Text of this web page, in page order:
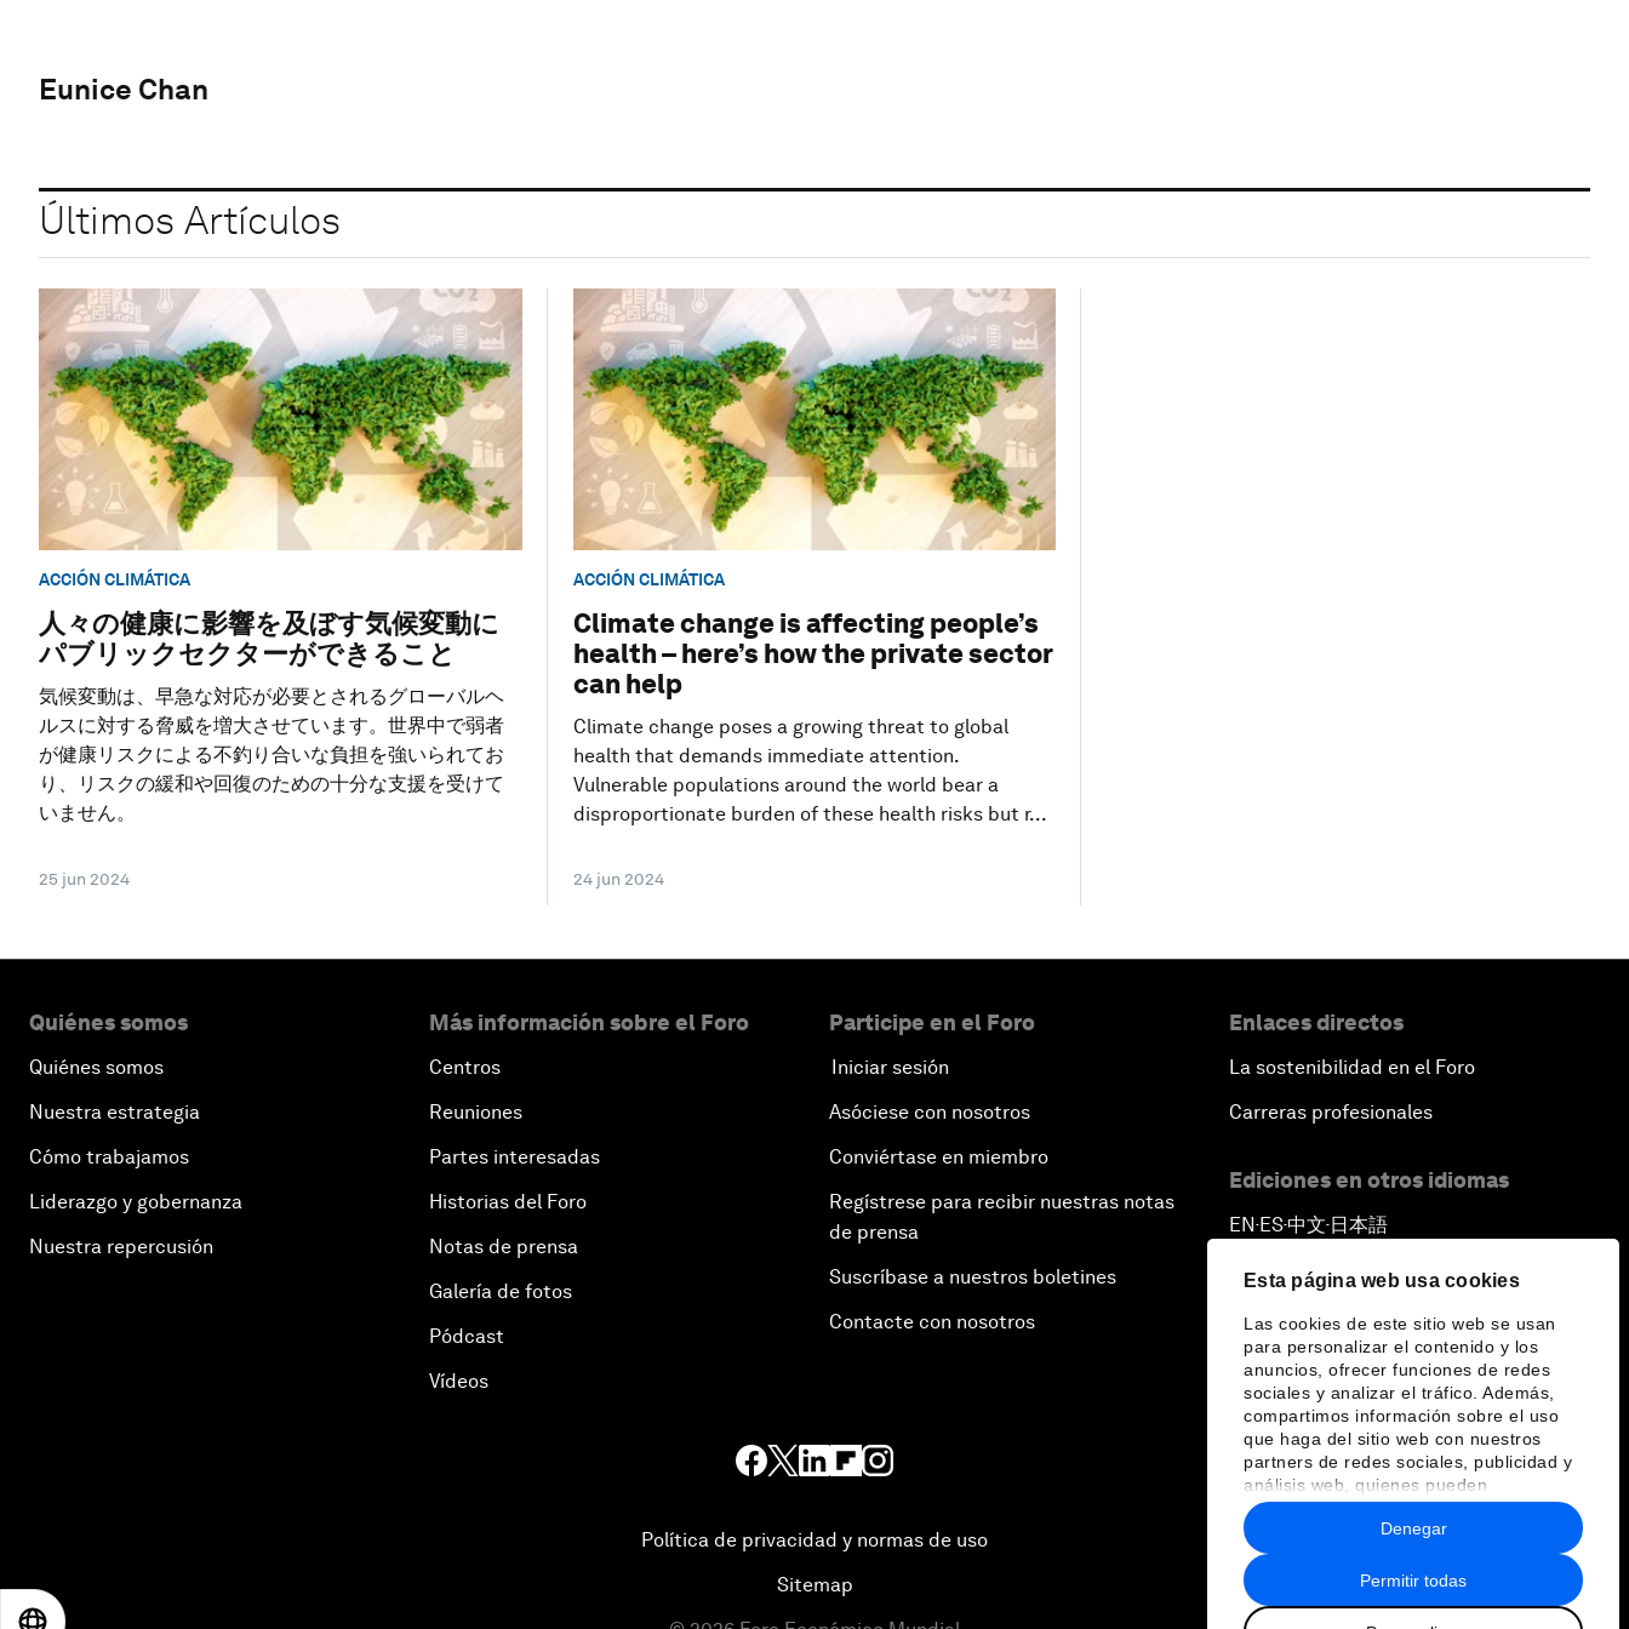
Esta página web usa cookies
Las cookies de este sitio web se usan
para personalizar el contenido y los
anuncios, ofrecer funciones de redes
sociales y analizar el tráfico. Además,
compartimos información sobre el uso
que haga del sitio web con nuestros
partners de redes sociales, publicidad y
análisis web, quienes pueden
combinarla con otra información que les
haya proporcionado o que hayan
recopilado a partir del uso que haya
hecho de sus servicios.
Permitir todas
Denegar
Eunice Chan
Últimos Artículos
ACCIÓN CLIMÁTICA
人々の健康に影響を及ぼす気候変動に
パブリックセクターができること
気候変動は、早急な対応が必要とされるグローバルヘ
ルスに対する脅威を増大させています。世界中で弱者
が健康リスクによる不釣り合いな負担を強いられてお
り、リスクの緩和や回復のための十分な支援を受けて
いません。
25 jun 2024
ACCIÓN CLIMÁTICA
Climate change is affecting people’s
health – here’s how the private sector
can help
Climate change poses a growing threat to global
health that demands immediate attention.
Vulnerable populations around the world bear a
disproportionate burden of these health risks but r...
24 jun 2024
Quiénes somos
Quiénes somos
Nuestra estrategia
Cómo trabajamos
Liderazgo y gobernanza
Nuestra repercusión
Más información sobre el Foro
Centros
Reuniones
Partes interesadas
Historias del Foro
Notas de prensa
Galería de fotos
Pódcast
Vídeos
Participe en el Foro
Iniciar sesión
Asóciese con nosotros
Conviértase en miembro
Regístrese para recibir nuestras notas
de prensa
Suscríbase a nuestros boletines
Contacte con nosotros
Enlaces directos
La sostenibilidad en el Foro
Carreras profesionales
Ediciones en otros idiomas
EN ▪ ES▪中文▪ 日本語
Política de privacidad y normas de uso
Sitemap